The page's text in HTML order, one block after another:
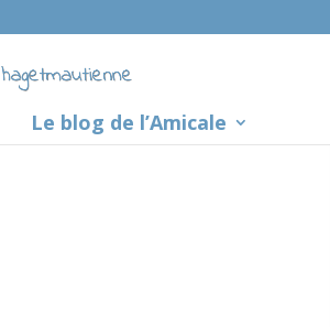
Le blog de l’Amicale